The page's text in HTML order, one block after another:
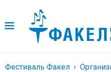
Фестиваль Факел